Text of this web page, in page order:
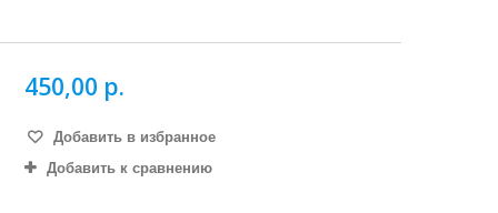
450,00 р.
Добавить в избранное
Добавить к сравнению